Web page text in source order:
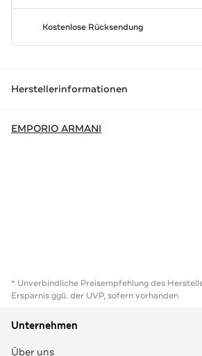
Kostenlose Rücksendung
Herstellerinformationen
EMPORIO ARMANI
* Unverbindliche Preisempfehlung des
Ersparnis ggü. der UVP, sofern vorhanden
Unternehmen
Über uns